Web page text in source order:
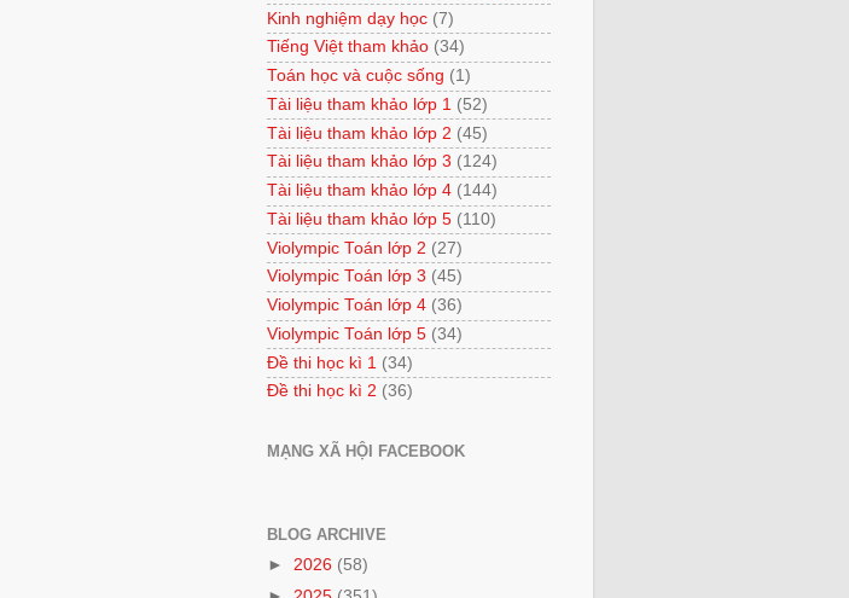
Kinh nghiệm dạy học (7)
Tiếng Việt tham khảo (34)
Toán học và cuộc sống (1)
Tài liệu tham khảo lớp 1 (52)
Tài liệu tham khảo lớp 2 (45)
Tài liệu tham khảo lớp 3 (124)
Tài liệu tham khảo lớp 4 (144)
Tài liệu tham khảo lớp 5 (110)
Violympic Toán lớp 2 (27)
Violympic Toán lớp 3 (45)
Violympic Toán lớp 4 (36)
Violympic Toán lớp 5 (34)
Đề thi học kì 1 (34)
Đề thi học kì 2 (36)
MẠNG XÃ HỘI FACEBOOK
BLOG ARCHIVE
► 2026 (58)